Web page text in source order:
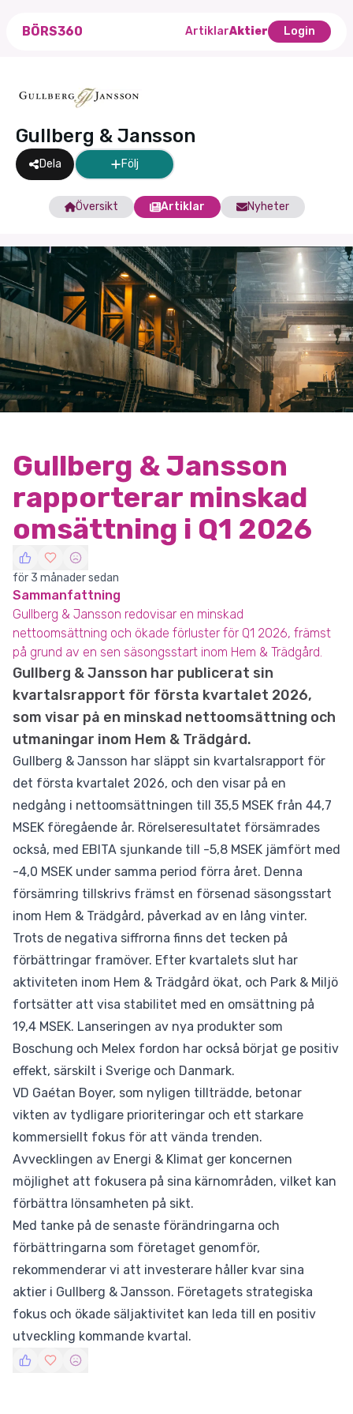
BÖRS360 ArtiklarAktier Login
Gullberg & Jansson
Dela Följ
Översikt Artiklar Nyheter
Gullberg & Jansson
rapporterar minskad
omsättning i Q1 2026
för 3 månader sedan
Sammanfattning
Gullberg & Jansson redovisar en minskad
nettoomsättning och ökade förluster för Q1 2026, främst
på grund av en sen säsongsstart inom Hem & Trädgård.
Gullberg & Jansson har publicerat sin
kvartalsrapport för första kvartalet 2026,
som visar på en minskad nettoomsättning och
utmaningar inom Hem & Trädgård.
Gullberg & Jansson har släppt sin kvartalsrapport för
det första kvartalet 2026, och den visar på en
nedgång i nettoomsättningen till 35,5 MSEK från 44,7
MSEK föregående år. Rörelseresultatet försämrades
också, med EBITA sjunkande till -5,8 MSEK jämfört med
-4,0 MSEK under samma period förra året. Denna
försämring tillskrivs främst en försenad säsongsstart
inom Hem & Trädgård, påverkad av en lång vinter.
Trots de negativa siffrorna finns det tecken på
förbättringar framöver. Efter kvartalets slut har
aktiviteten inom Hem & Trädgård ökat, och Park & Miljö
fortsätter att visa stabilitet med en omsättning på
19,4 MSEK. Lanseringen av nya produkter som
Boschung och Melex fordon har också börjat ge positiv
effekt, särskilt i Sverige och Danmark.
VD Gaétan Boyer, som nyligen tillträdde, betonar
vikten av tydligare prioriteringar och ett starkare
kommersiellt fokus för att vända trenden.
Avvecklingen av Energi & Klimat ger koncernen
möjlighet att fokusera på sina kärnområden, vilket kan
förbättra lönsamheten på sikt.
Med tanke på de senaste förändringarna och
förbättringarna som företaget genomför,
rekommenderar vi att investerare håller kvar sina
aktier i Gullberg & Jansson. Företagets strategiska
fokus och ökade säljaktivitet kan leda till en positiv
utveckling kommande kvartal.